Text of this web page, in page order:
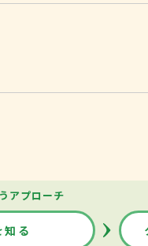
アプローチ
知る